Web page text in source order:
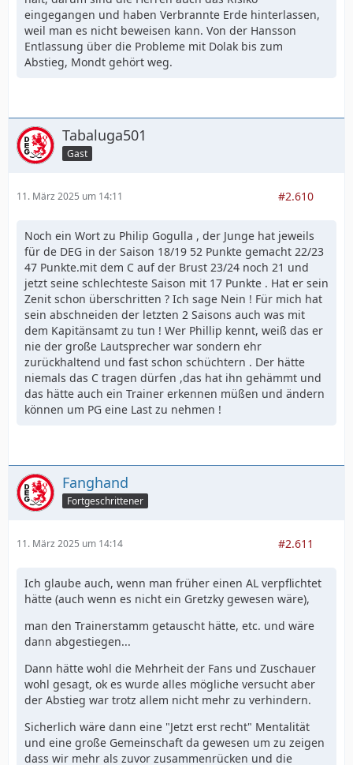
eingegangen und haben Verbrannte Erde hinterlassen,
weil man es nicht beweisen kann. Von der Hansson
Entlassung über die Probleme mit Dolak bis zum
Abstieg, Mondt gehört weg.
Tabaluga501
Gast
11. März 2025 um 14:11 #2.610
Noch ein Wort zu Philip Gogulla , der Junge hat jeweils
für de DEG in der Saison 18/19 52 Punkte gemacht 22/23
47 Punkte.mit dem C auf der Brust 23/24 noch 21 und
jetzt seine schlechteste Saison mit 17 Punkte . Hat er sein
Zenit schon überschritten ? Ich sage Nein ! Für mich hat
sein abschneiden der letzten 2 Saisons auch was mit
dem Kapitänsamt zu tun ! Wer Phillip kennt, weiß das er
nie der große Lautsprecher war sondern ehr
zurückhaltend und fast schon schüchtern . Der hätte
niemals das C tragen dürfen ,das hat ihn gehämmt und
das hätte auch ein Trainer erkennen müßen und ändern
können um PG eine Last zu nehmen !
Fanghand
Fortgeschrittener
11. März 2025 um 14:14 #2.611
Ich glaube auch, wenn man früher einen AL verpflichtet
hätte (auch wenn es nicht ein Gretzky gewesen wäre),
man den Trainerstamm getauscht hätte, etc. und wäre
dann abgestiegen...
Dann hätte wohl die Mehrheit der Fans und Zuschauer
wohl gesagt, ok es wurde alles mögliche versucht aber
der Abstieg war trotz allem nicht mehr zu verhindern.
Sicherlich wäre dann eine "Jetzt erst recht" Mentalität
und eine große Gemeinschaft da gewesen um zu zeigen
dass wir mehr als zuvor zusammenrücken und die